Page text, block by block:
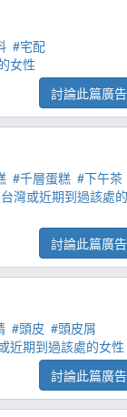
#宅配
女性
討論此篇廣告
#千層蛋糕 #下午茶
灣或近期到過該處
討論此篇廣告
#頭皮 #頭皮屑
近期到過該處的女性
討論此篇廣告